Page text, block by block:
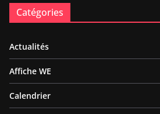
Catégories
Actualités
Affiche WE
Calendrier